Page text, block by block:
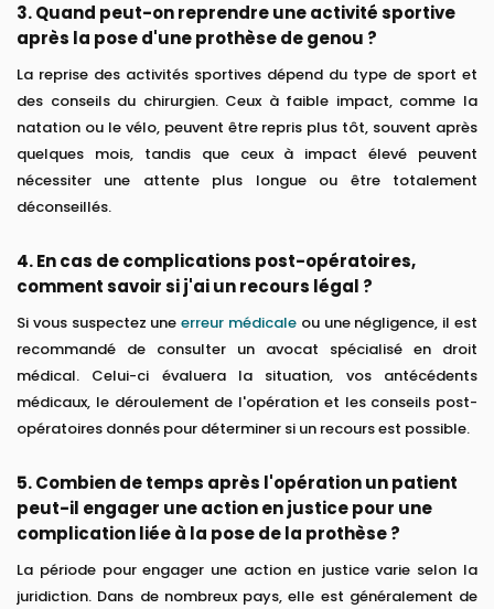
3. Quand peut-on reprendre une activité sportive
après la pose d'une prothèse de genou ?
La reprise des activités sportives dépend du type de sport et
des conseils du chirurgien. Ceux à faible impact, comme la
natation ou le vélo, peuvent être repris plus tôt, souvent après
quelques mois, tandis que ceux à impact élevé peuvent
nécessiter une attente plus longue ou être totalement
déconseillés.
4. En cas de complications post-opératoires,
comment savoir si j'ai un recours légal ?
Si vous suspectez uneerreur médicale ou une négligence, il est
recommandé de consulter un avocat spécialisé en droit
médical. Celui-ci évaluera la situation, vos antécédents
médicaux, le déroulement de l'opération et les conseils post-
opératoires donnés pour déterminer si un recours est possible.
5. Combien de temps après l'opération un patient
peut-il engager une action en justice pour une
complication liée à la pose de la prothèse ?
La période pour engager une action en justice varie selon la
juridiction. Dans de nombreux pays, elle est généralement de